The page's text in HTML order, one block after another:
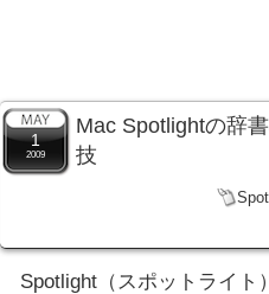
1
2009
Mac Spotlightの辞
技
Spotlight（スポットライト